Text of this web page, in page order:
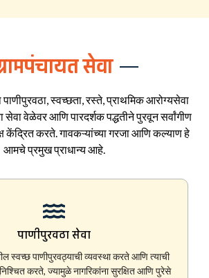
सेवा
पाणीपुरवठा, स्वच्छता, रस्ते, प्राथमिक आरोग्यसेवा
सेवा वेळेवर आणि पारदर्शक पद्धतीने पुरवून सर्वांगीण
केंद्रित करते. गावकऱ्यांच्या गरजा आणि कल्याण हे
आमचे प्रमुख प्राधान्य आहे.
पाणीपुरवठा सेवा
स्वच्छ पाणीपुरवठ्याची व्यवस्था करते आणि त्याची
करते, ज्यामुळे नागरिकांना सुरक्षित आणि पुरेसे